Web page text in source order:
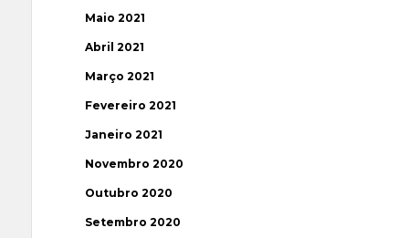
Maio 2021
Abril 2021
Março 2021
Fevereiro 2021
Janeiro 2021
Novembro 2020
Outubro 2020
Setembro 2020